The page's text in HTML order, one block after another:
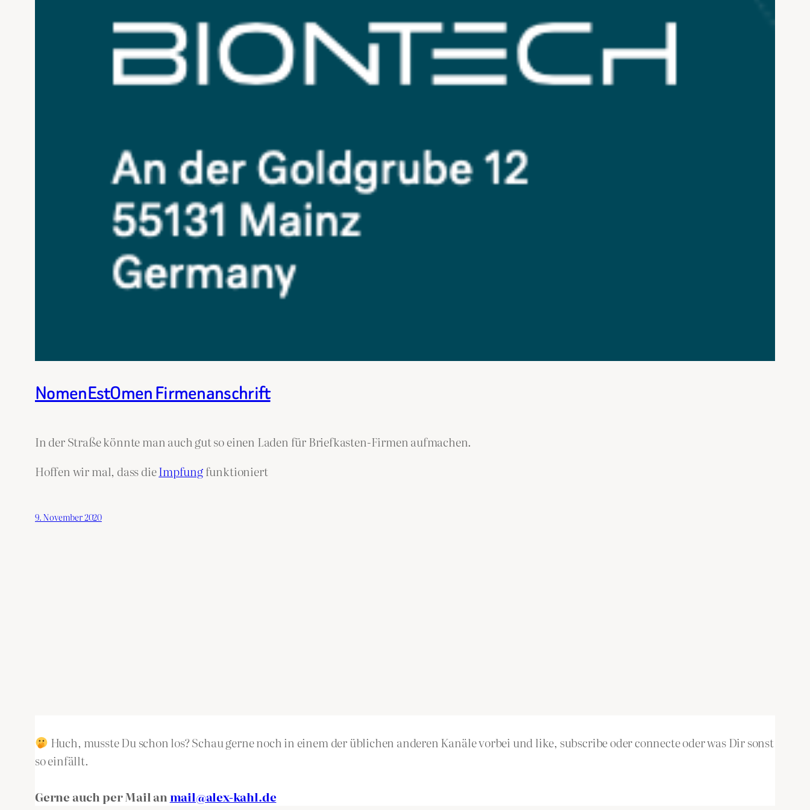
NomenEstOmen Firmenanschrift
In der Straße könnte man auch gut so einen Laden für Briefkasten-Firmen aufmachen.
Hoffen wir mal, dass dieImpfungfunktioniert
9. November 2020
Huch, musste Du schon los? Schau gerne noch in einem der üblichen anderen Kanäle vorbei und like, subscribe oder connecte oder was Dir sonst
so einfällt.
Gerne auch per Mail anmail@alex-kahl.de